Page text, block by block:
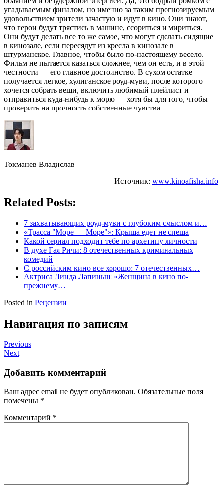
угадываемым финалом, но именно за таким прогнозируемым
удовольствием зрители зачастую и идут в кино. Они знают,
что герои будут трястись в машине, ссориться и мириться.
Они будут делать все то же самое, что могут сделать сидящие
в кинозале, если пересядут из кресла в кинозале в
штурманское. Главное, чтобы было по-настоящему весело.
Фильм не пытается казаться сложнее, чем он есть, и в этой
честности — его главное достоинство. В сухом остатке
получается легкое, хулиганское роуд-муви, после которого
хочется собрать вещи, включить любимый плейлист и
отправиться куда-нибудь к морю — хотя бы для того, чтобы
проверить на прочность собственные чувства.
Токманев Владислав
Источник: www.kinoafisha.info
Related Posts:
7 захватывающих роуд-муви с глубоким смыслом и…
«Трасса "Море — Море"»: Крыша едет не спеша
Какой сериал подходит тебе по архетипу личности
В духе Гая Ричи: 8 отечественных криминальных
комедий
С российским кино все хорошо: 7 отечественных…
Актриса Линда Лапиньш: «Женщина в кино по-
прежнему…
Posted in Рецензии
Навигация по записям
Previous
Next
Добавить комментарий
Ваш адрес email не будет опубликован. Обязательные поля
помечены *
Комментарий *